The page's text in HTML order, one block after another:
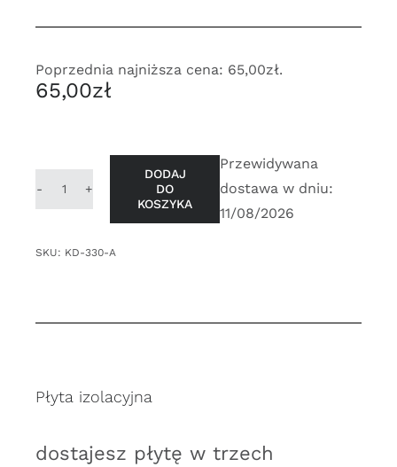
65,00zł
Poprzednia najniższa cena: 65,00zł.
izolacyjne
cm
DODAJ
DO
KOSZYKA
Przewidywana
dostawa w dniu:
11/08/2026
SKU: KD-330-A
Płyta izolacyjna
dostajesz płytę w trzech